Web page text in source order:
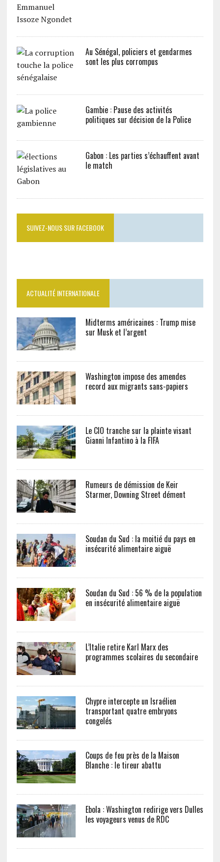
Au Sénégal, policiers et gendarmes
sont les plus corrompus
Gambie : Pause des activités
politiques sur décision de la Police
Gabon : Les parties s’échauffent avant
le match
SUIVEZ-NOUS SUR FACEBOOK
ACTUALITÉ INTERNATIONALE
Midterms américaines : Trump mise
sur Musk et l’argent
Washington impose des amendes
record aux migrants sans-papiers
Le CIO tranche sur la plainte visant
Gianni Infantino à la FIFA
Rumeurs de démission de Keir
Starmer, Downing Street dément
Soudan du Sud : la moitié du pays en
insécurité alimentaire aiguë
Soudan du Sud : 56 % de la population
en insécurité alimentaire aiguë
L’Italie retire Karl Marx des
programmes scolaires du secondaire
Chypre intercepte un Israélien
transportant quatre embryons
congelés
Coups de feu près de la Maison
Blanche : le tireur abattu
Ebola : Washington redirige vers Dulles
les voyageurs venus de RDC